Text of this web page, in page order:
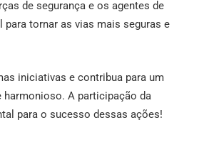
de segurança e os agentes de
tornar as vias mais seguras e
iniciativas e contribua para um
A participação da
para o sucesso dessas ações!